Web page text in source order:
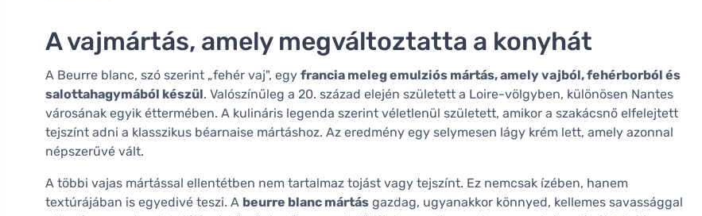
A vajmártás, amely megváltoztatta a konyhát
A Beurre blanc, szó szerint „fehér vaj", egy francia meleg emulziós mártás, amely vajból, fehérborból és
salottahagymából készül. Valószínűleg a 20. század elején született a Loire-völgyben, különösen Nantes
városának egyik éttermében. A kulináris legenda szerint véletlenül született, amikor a szakácsnő elfelejtett
tejszínt adni a klasszikus béarnaise mártáshoz. Az eredmény egy selymesen lágy krém lett, amely azonnal
népszerűvé vált.
A többi vajas mártással ellentétben nem tartalmaz tojást vagy tejszínt. Ez nemcsak ízében, hanem
textúrájában is egyedivé teszi. A beurre blanc mártás gazdag, ugyanakkor könnyed, kellemes savassággal